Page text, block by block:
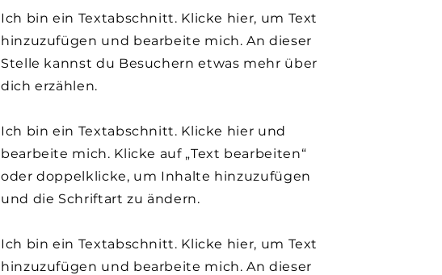
Ich bin ein Textabschnitt. Klicke hier, um Text
hinzuzufügen und bearbeite mich. An dieser
Stelle kannst du Besuchern etwas mehr über
dich erzählen.
Ich bin ein Textabschnitt. Klicke hier und
bearbeite mich. Klicke auf „Text bearbeiten“
oder doppelklicke, um Inhalte hinzuzufügen
und die Schriftart zu ändern.
Ich bin ein Textabschnitt. Klicke hier, um Text
hinzuzufügen und bearbeite mich. An dieser